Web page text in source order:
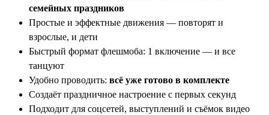
семейных праздников
Простые и эффектные движения — повторят и
взрослые, и дети
Быстрый формат флешмоба: 1 включение — и все
танцуют
Удобно проводить: всё уже готово в комплекте
Создаёт праздничное настроение с первых секунд
Подходит для соцсетей, выступлений и съёмок видео